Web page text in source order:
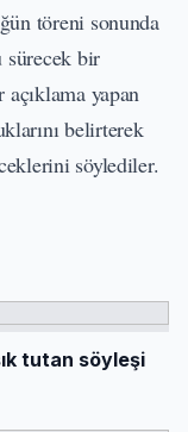
töreni sonunda
sürecek bir
yapan
belirterek
söylediler.
tutan söyleşi